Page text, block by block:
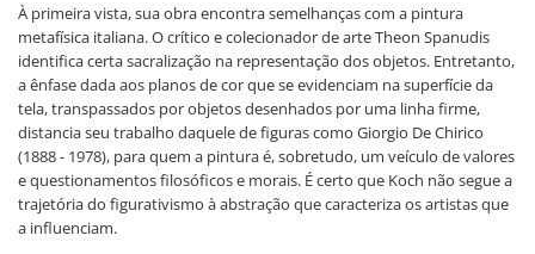
À primeira vista, sua obra encontra semelhanças com a pintura
metafísica italiana. O crítico e colecionador de arte Theon Spanudis
identifica certa sacralização na representação dos objetos. Entretanto,
a ênfase dada aos planos de cor que se evidenciam na superfície da
tela, transpassados por objetos desenhados por uma linha firme,
distancia seu trabalho daquele de figuras como Giorgio De Chirico
(1888 - 1978), para quem a pintura é, sobretudo, um veículo de valores
e questionamentos filosóficos e morais. É certo que Koch não segue a
trajetória do figurativismo à abstração que caracteriza os artistas que
a influenciam.